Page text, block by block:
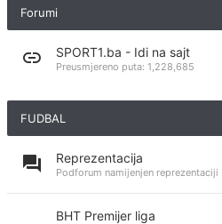
Forumi
SPORT1.ba - Idi na sajt
Preusmjereno puta: 1,228,685
FUDBAL
Reprezentacija
Podforum namijenjen
BHT Premijer liga